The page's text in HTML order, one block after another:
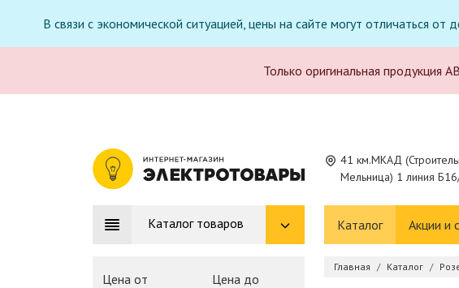
В связи с экономической ситуацией, цены на сайте могут отличаться
Только оригинальная продукция
41 км.МКАД
Мельница) 1 линия
Каталог товаров Каталог Акции и
Цена от Цена до
Главная Каталог